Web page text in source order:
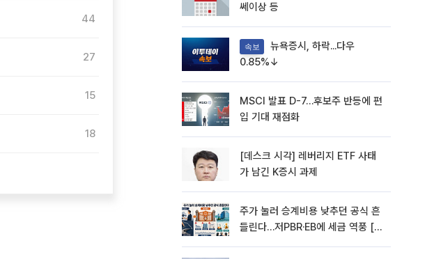
쎄이상 등
속보
0.85%↓
MSCI 발표 D-7…후보주 반등에 편
입 기대 재점화
[데스크 시각] 레버리지 ETF 사태
가 남긴 K증시 과제
주가 눌러 승계비용 낮추던 공식 흔
들린다…저PBR·EB에 세금 역풍 [기